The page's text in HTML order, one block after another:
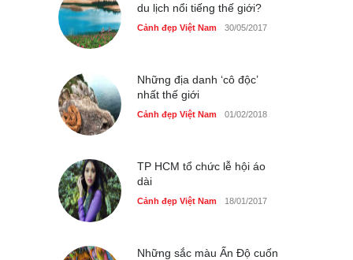
du lịch nổi tiếng thế giới?
Cảnh đẹp Việt Nam 30/05/2017
Những địa danh ‘cô độc’
nhất thế giới
Cảnh đẹp Việt Nam 01/02/2018
TP HCM tổ chức lễ hội áo
dài
Cảnh đẹp Việt Nam 18/01/2017
Những sắc màu Ấn Độ cuốn